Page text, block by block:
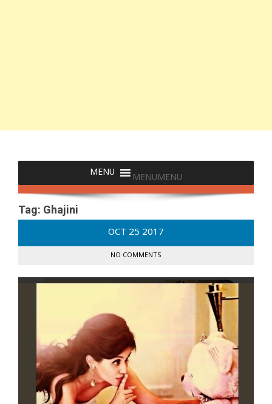
MENUMENU
Tag: Ghajini
OCT 25 2017
NO COMMENTS